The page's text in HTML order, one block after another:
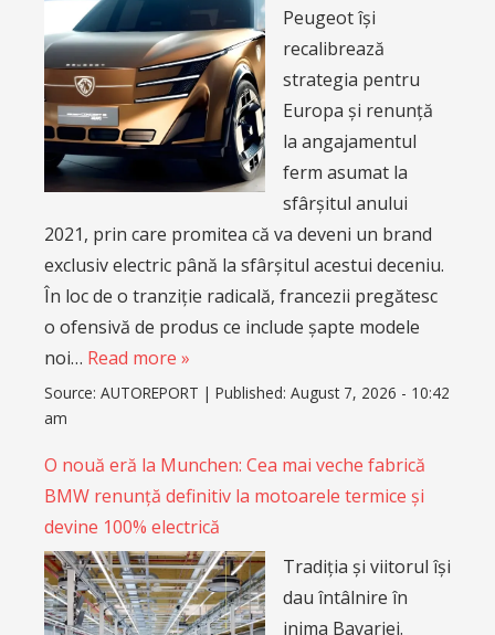
Peugeot își
recalibrează
strategia pentru
Europa și renunță
la angajamentul
ferm asumat la
sfârșitul anului
2021, prin care promitea că va deveni un brand
exclusiv electric până la sfârșitul acestui deceniu.
În loc de o tranziție radicală, francezii pregătesc
o ofensivă de produs ce include șapte modele
noi… Read more »
Source: AUTOREPORT | Published: August 7, 2026 - 10:42
am
O nouă eră la Munchen: Cea mai veche fabrică
BMW renunță definitiv la motoarele termice și
devine 100% electrică
Tradiția și viitorul își
dau întâlnire în
inima Bavariei.